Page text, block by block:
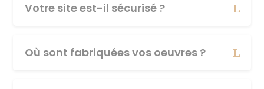
Votre site est-il sécurisé ?
Où sont fabriquées vos oeuvres ?